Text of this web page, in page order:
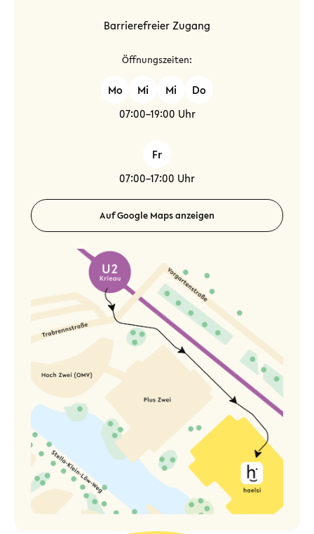
Barrierefreier Zugang
Öffnungszeiten:
Mo Mi Mi
Do
07:00–19:00 Uhr
Fr
07:00–17:00 Uhr
Auf Google Maps anzeigen